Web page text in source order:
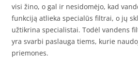
visi žino, o gal ir nesidomėjo, kad
funkciją atlieka specialūs filtrai, o jų
užtikrina specialistai. Todėl vandens
yra svarbi paslauga tiems, kurie
priemones.